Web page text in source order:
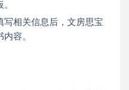
写相关信息后，文房思宝
容。